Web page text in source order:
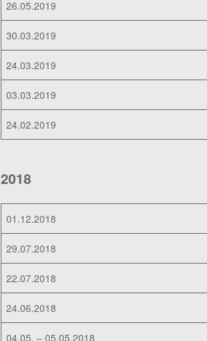
26.05.2019
30.03.2019
24.03.2019
03.03.2019
24.02.2019
2018
01.12.2018
29.07.2018
22.07.2018
24.06.2018
04.05. – 05.05.2018